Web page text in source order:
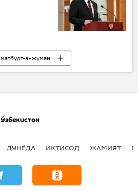
матбуот-анжуман
Арманистон
Ўзбекистон
ДУНЁДА ИҚТИСОД ЖАМИЯТ